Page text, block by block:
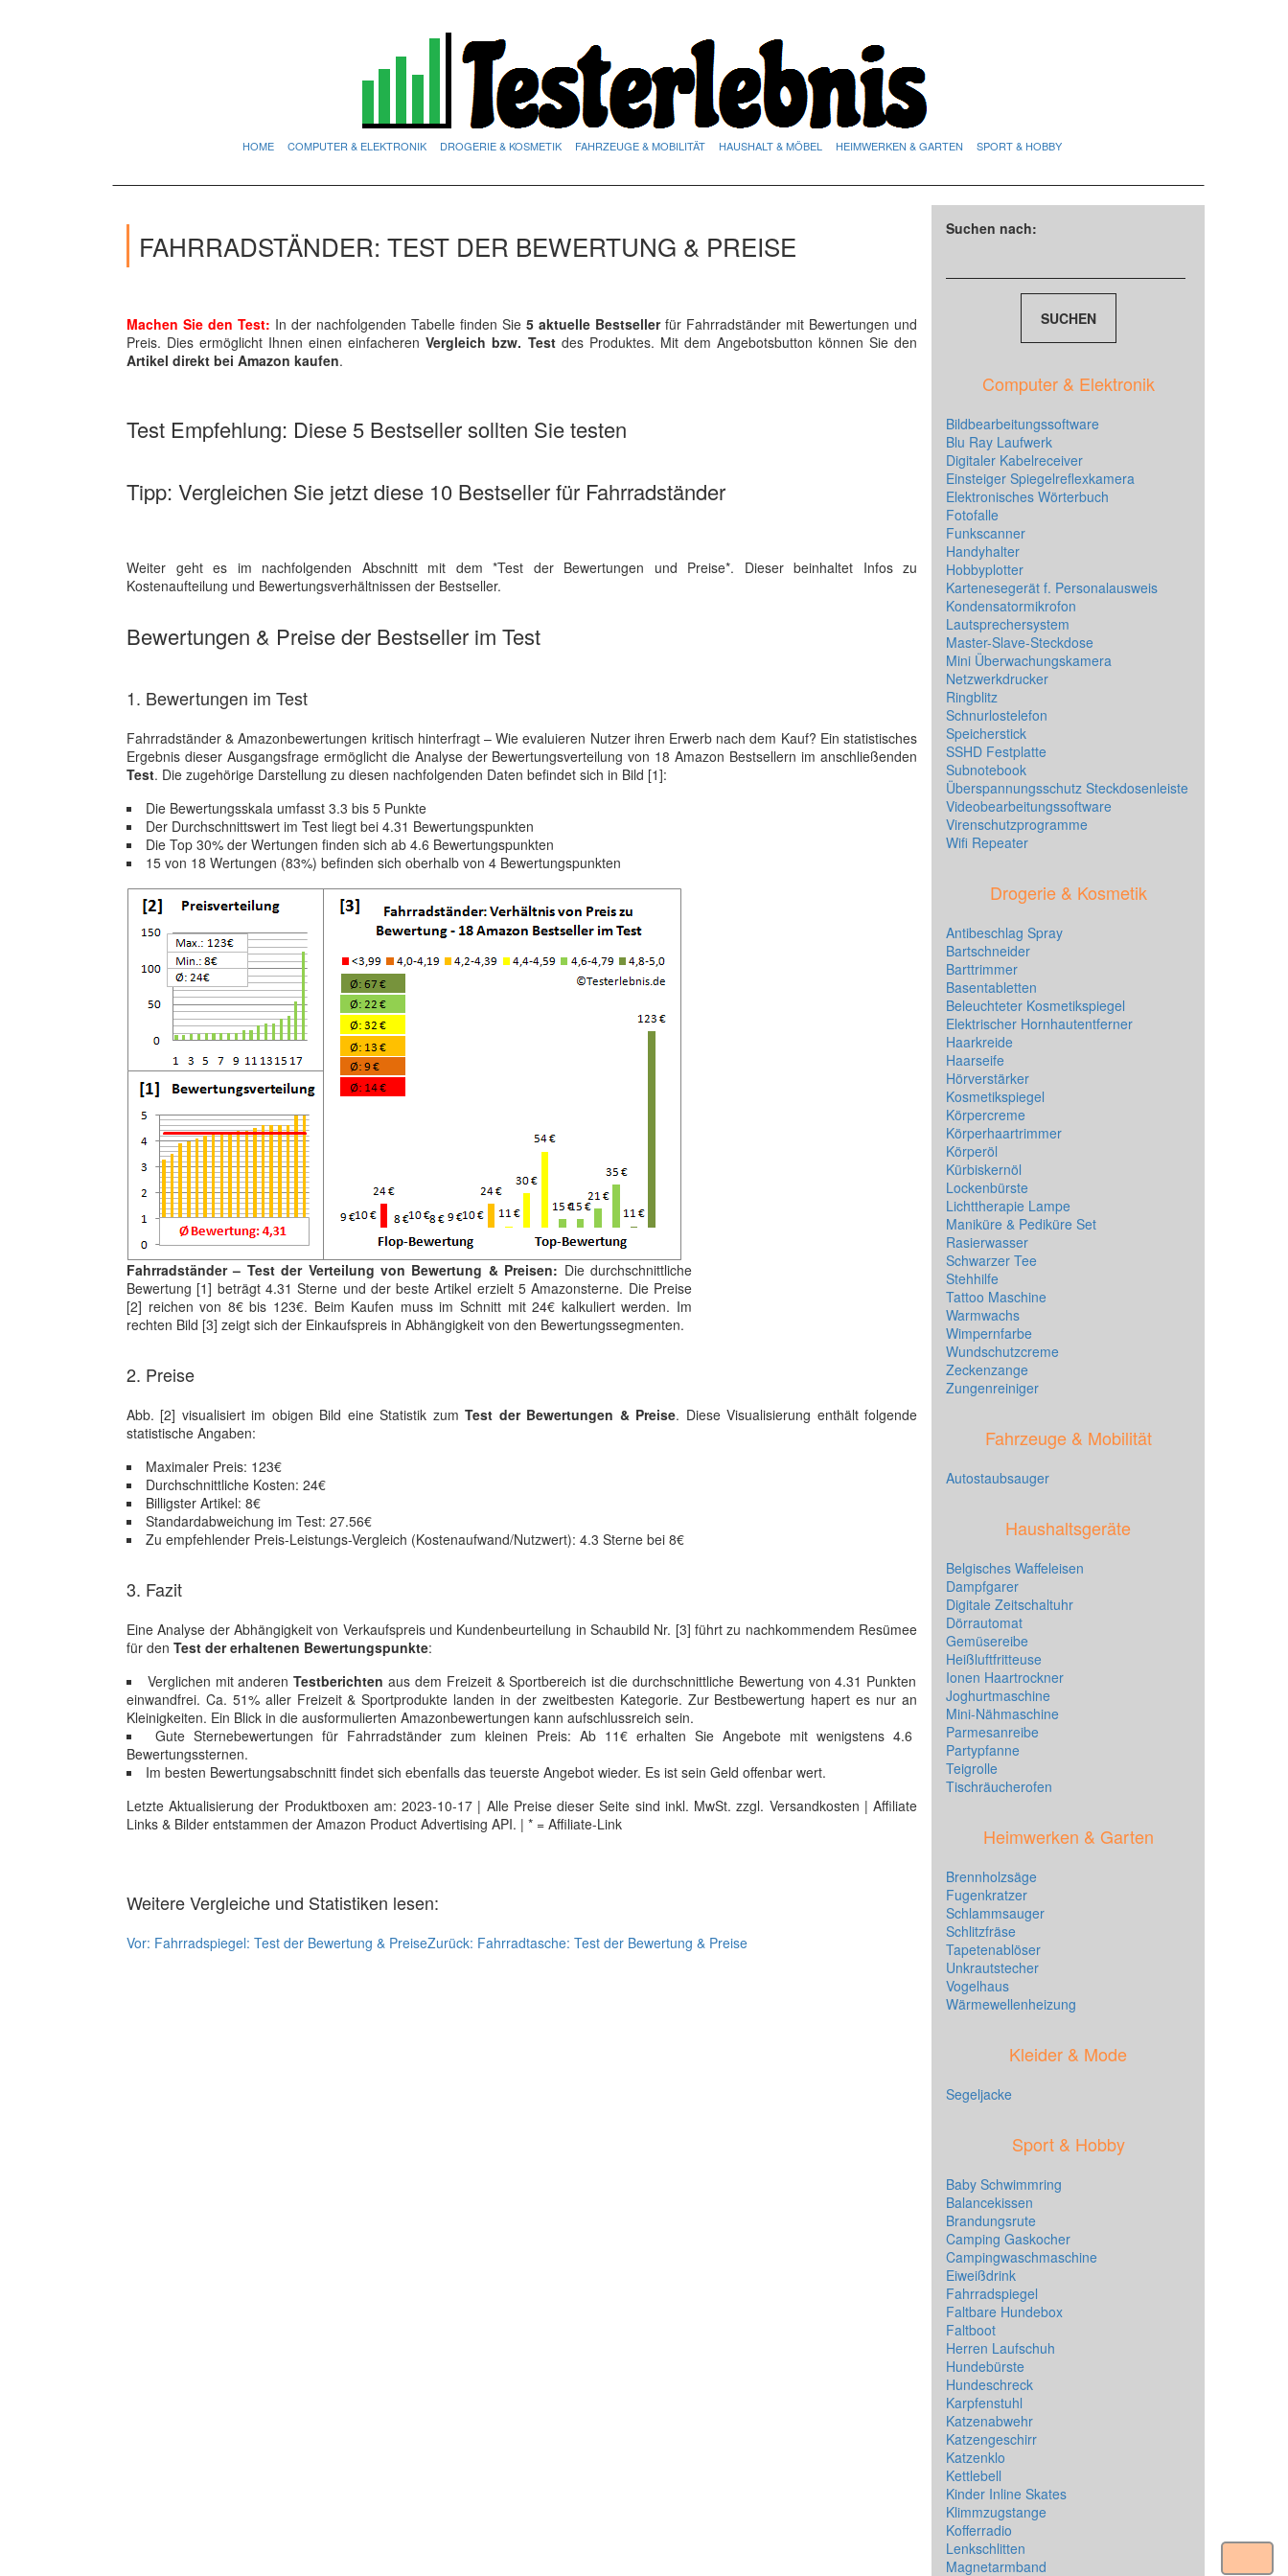
HOME COMPUTER & ELEKTRONIK DROGERIE & KOSMETIK FAHRZEUGE & MOBILITÄT HAUSHALT & MÖBEL HEIMWERKEN & GARTEN SPORT & HOBBY
FAHRRADSTÄNDER: TEST DER BEWERTUNG & PREISE
Machen Sie den Test: In der nachfolgenden Tabelle finden Sie 5 aktuelle Bestsellerfür Fahrradständer mit Bewertungen und
Preis. Dies ermöglicht Ihnen einen einfacherenVergleich bzw. Testdes Produktes. Mit dem Angebotsbutton können Sie den
Artikel direkt bei Amazon kaufen.
Test Empfehlung: Diese 5 Bestseller sollten Sie testen
Tipp: Vergleichen Sie jetzt diese 10 Bestseller für Fahrradständer
Weiter geht es im nachfolgenden Abschnitt mit dem *Test der Bewertungen und Preise*. Dieser beinhaltet Infos zu
Kostenaufteilung und Bewertungsverhältnissen der Bestseller.
Bewertungen & Preise der Bestseller im Test
1. Bewertungen im Test
Fahrradständer & Amazonbewertungen kritisch hinterfragt – Wie evaluieren Nutzer ihren Erwerb nach dem Kauf? Ein statistisches
Ergebnis dieser Ausgangsfrage ermöglicht die Analyse der Bewertungsverteilung von 18 Amazon Bestsellern im anschließenden
Test. Die zugehörige Darstellung zu diesen nachfolgenden Daten befindet sich in Bild [1]:
Die Bewertungsskala umfasst 3.3 bis 5 Punkte
Der Durchschnittswert im Test liegt bei 4.31 Bewertungspunkten
Die Top 30% der Wertungen finden sich ab 4.6 Bewertungspunkten
15 von 18 Wertungen (83%) befinden sich oberhalb von 4 Bewertungspunkten
Fahrradständer – Test der Verteilung von Bewertung & Preisen: Die durchschnittliche
Bewertung [1] beträgt 4.31 Sterne und der beste Artikel erzielt 5 Amazonsterne. Die Preise
[2] reichen von 8€ bis 123€. Beim Kaufen muss im Schnitt mit 24€ kalkuliert werden. Im
rechten Bild [3] zeigt sich der Einkaufspreis in Abhängigkeit von den Bewertungssegmenten.
2. Preise
Abb. [2] visualisiert im obigen Bild eine Statistik zumTest der Bewertungen & Preise. Diese Visualisierung enthält folgende
statistische Angaben:
Maximaler Preis: 123€
Durchschnittliche Kosten: 24€
Billigster Artikel: 8€
Standardabweichung im Test: 27.56€
Zu empfehlender Preis-Leistungs-Vergleich (Kostenaufwand/Nutzwert): 4.3 Sterne bei 8€
3. Fazit
Eine Analyse der Abhängigkeit von Verkaufspreis und Kundenbeurteilung in Schaubild Nr. [3] führt zu nachkommendem Resümee
für den Test der erhaltenen Bewertungspunkte:
Verglichen mit anderenTestberichten aus dem Freizeit & Sportbereich ist die durchschnittliche Bewertung von 4.31 Punkten
einwandfrei. Ca. 51% aller Freizeit & Sportprodukte landen in der zweitbesten Kategorie. Zur Bestbewertung hapert es nur an
Kleinigkeiten. Ein Blick in die ausformulierten Amazonbewertungen kann aufschlussreich sein.
Gute Sternebewertungen für Fahrradständer zum kleinen Preis: Ab 11€ erhalten Sie Angebote mit wenigstens 4.6
Bewertungssternen.
Im besten Bewertungsabschnitt findet sich ebenfalls das teuerste Angebot wieder. Es ist sein Geld offenbar wert.
Letzte Aktualisierung der Produktboxen am: 2023-10-17 | Alle Preise dieser Seite sind inkl. MwSt. zzgl. Versandkosten | Affiliate
Links & Bilder entstammen der Amazon Product Advertising API. | * = Affiliate-Link
Weitere Vergleiche und Statistiken lesen:
Vor: Fahrradspiegel: Test der Bewertung & PreiseZurück: Fahrradtasche: Test der Bewertung & Preise
Suchen nach:
Computer & Elektronik
Bildbearbeitungssoftware
Blu Ray Laufwerk
Digitaler Kabelreceiver
Einsteiger Spiegelreflexkamera
Elektronisches Wörterbuch
Fotofalle
Funkscanner
Handyhalter
Hobbyplotter
Kartenesegerät f. Personalausweis
Kondensatormikrofon
Lautsprechersystem
Master-Slave-Steckdose
Mini Überwachungskamera
Netzwerkdrucker
Ringblitz
Schnurlostelefon
Speicherstick
SSHD Festplatte
Subnotebook
Überspannungsschutz Steckdosenleiste
Videobearbeitungssoftware
Virenschutzprogramme
Wifi Repeater
Drogerie & Kosmetik
Antibeschlag Spray
Bartschneider
Barttrimmer
Basentabletten
Beleuchteter Kosmetikspiegel
Elektrischer Hornhautentferner
Haarkreide
Haarseife
Hörverstärker
Kosmetikspiegel
Körpercreme
Körperhaartrimmer
Körperöl
Kürbiskernöl
Lockenbürste
Lichttherapie Lampe
Maniküre & Pediküre Set
Rasierwasser
Schwarzer Tee
Stehhilfe
Tattoo Maschine
Warmwachs
Wimpernfarbe
Wundschutzcreme
Zeckenzange
Zungenreiniger
Fahrzeuge & Mobilität
Autostaubsauger
Haushaltsgeräte
Belgisches Waffeleisen
Dampfgarer
Digitale Zeitschaltuhr
Dörrautomat
Gemüsereibe
Heißluftfritteuse
Ionen Haartrockner
Joghurtmaschine
Mini-Nähmaschine
Parmesanreibe
Partypfanne
Teigrolle
Tischräucherofen
Heimwerken & Garten
Brennholzsäge
Fugenkratzer
Schlammsauger
Schlitzfräse
Tapetenablöser
Unkrautstecher
Vogelhaus
Wärmewellenheizung
Kleider & Mode
Segeljacke
Sport & Hobby
Baby Schwimmring
Balancekissen
Brandungsrute
Camping Gaskocher
Campingwaschmaschine
Eiweißdrink
Fahrradspiegel
Faltbare Hundebox
Faltboot
Herren Laufschuh
Hundebürste
Hundeschreck
Karpfenstuhl
Katzenabwehr
Katzengeschirr
Katzenklo
Kettlebell
Kinder Inline Skates
Klimmzugstange
Kofferradio
Lenkschlitten
Magnetarmband